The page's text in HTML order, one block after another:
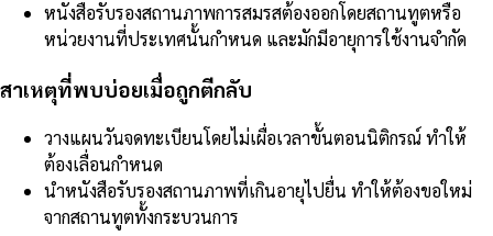
หนังสือรับรองสถานภาพการสมรสต้องออกโดยสถานทูตหรือ
หน่วยงานที่ประเทศนั้นกำหนด และมักมีอายุการใช้งานจำกัด
สาเหตุที่พบบ่อยเมื่อถูกตีกลับ
วางแผนวันจดทะเบียนโดยไม่เผื่อเวลาขั้นตอนนิติกรณ์ ทำให้
ต้องเลื่อนกำหนด
นำหนังสือรับรองสถานภาพที่เกินอายุไปยื่น ทำให้ต้องขอใหม่
จากสถานทูตทั้งกระบวนการ